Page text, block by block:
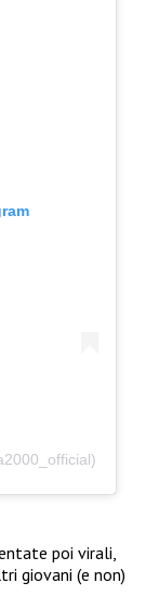
poi virali,
giovani (e non)